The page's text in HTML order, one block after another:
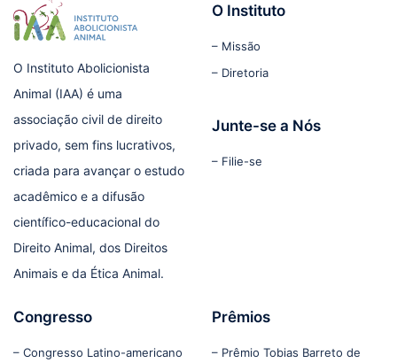
O Instituto Abolicionista
Animal (IAA) é uma
associação civil de direito
privado, sem fins lucrativos,
criada para avançar o estudo
acadêmico e a difusão
científico-educacional do
Direito Animal, dos Direitos
Animais e da Ética Animal.
O Instituto
– Missão
– Diretoria
Junte-se a Nós
– Filie-se
Congresso
– Congresso Latino-americano
Prêmios
– Prêmio Tobias Barreto de